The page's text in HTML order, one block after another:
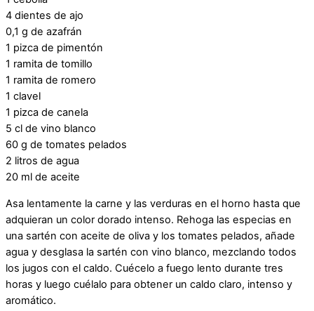
4 dientes de ajo
0,1 g de azafrán
1 pizca de pimentón
1 ramita de tomillo
1 ramita de romero
1 clavel
1 pizca de canela
5 cl de vino blanco
60 g de tomates pelados
2 litros de agua
20 ml de aceite
Asa lentamente la carne y las verduras en el horno hasta que
adquieran un color dorado intenso. Rehoga las especias en
una sartén con aceite de oliva y los tomates pelados, añade
agua y desglasa la sartén con vino blanco, mezclando todos
los jugos con el caldo. Cuécelo a fuego lento durante tres
horas y luego cuélalo para obtener un caldo claro, intenso y
aromático.